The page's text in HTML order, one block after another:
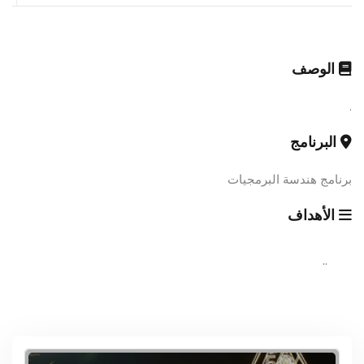
الوصف
.
البرنامج
برنامج هندسة البرمجيات
الأهداف
..